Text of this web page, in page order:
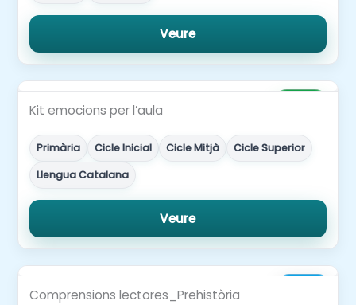
Veure
Kit emocions per l’aula
Primària Cicle Inicial Cicle Mitjà
Cicle Superior
Llengua Catalana
Veure
Comprensions lectores_Prehistòria